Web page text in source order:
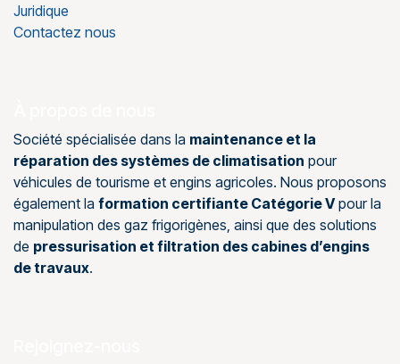
Juridique
Contactez nous
Société spécialisée dans la maintenance et la
réparation des systèmes de climatisation pour
véhicules de tourisme et engins agricoles. Nous proposons
également la formation certifiante Catégorie Vpour la
manipulation des gaz frigorigènes, ainsi que des solutions
de pressurisation et filtration des cabines d’engins
de travaux.